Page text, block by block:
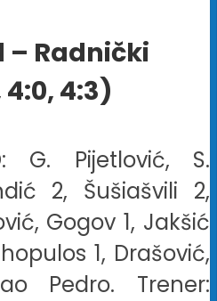
– Radnički
4:0, 4:3)
G. Pijetlović, S.
2, Šušiašvili 2,
Gogov 1, Jakšić
1, Drašović,
Pedro. Trener: